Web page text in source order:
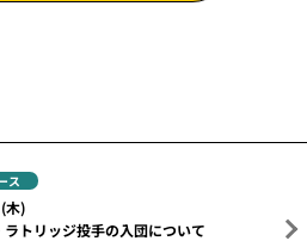
ス
木)
ラトリッジ投手の入団について